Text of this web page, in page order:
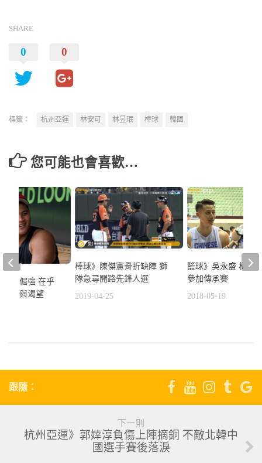
SHARE
0 0
標籤： 杭州亞運 林安可 林昱珉 棒球 韓國
您可能也會喜歡…
棒球》陳傑憲骨折缺陣 獅
隊急尋開路先鋒人選
2019-04-25
籃球》吳永盛 林庭
參加傳承賽
2018-05-19
宇的倔強 在乎
執著與渴望
跟隨：
下一則
杭州亞運》郭婞淳負傷上陣摘銅 不敵北韓中
國選手賽後落淚